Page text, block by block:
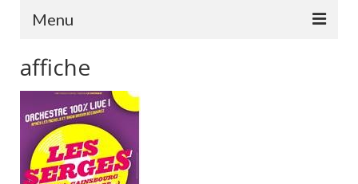
Menu
Accueil
L’APCL
L’association
Le CA
affiche